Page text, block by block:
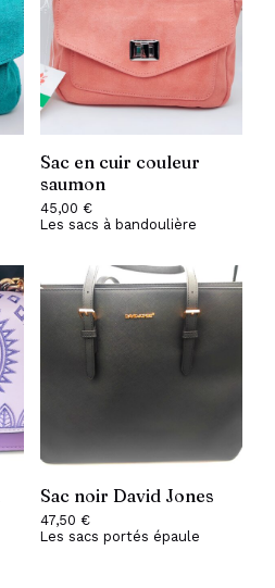
Sac en cuir couleur
saumon
45,00 €
Les sacs à bandoulière
Sac noir David Jones
47,50 €
Les sacs portés épaule